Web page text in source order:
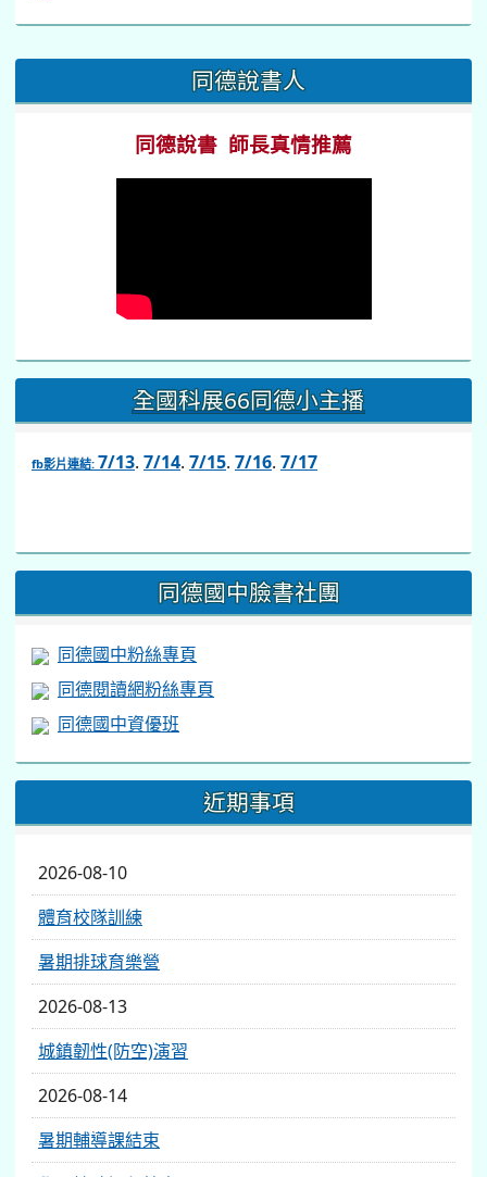
::: 同德說書人
同德說書 師長真情推薦
全國科展66同德小主播
fb影片連結: 7/13. 7/14. 7/15. 7/16. 7/17
https://www.facebook.com/share/v/1BsLSkstia/
同德國中臉書社團
同德國中粉絲專頁
同德閱讀網粉絲專頁
同德國中資優班
近期事項
2026-08-10
體育校隊訓練
暑期排球育樂營
2026-08-13
城鎮韌性(防空)演習
2026-08-14
暑期輔導課結束